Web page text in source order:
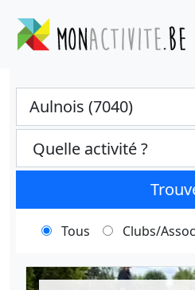
Tous Clubs/